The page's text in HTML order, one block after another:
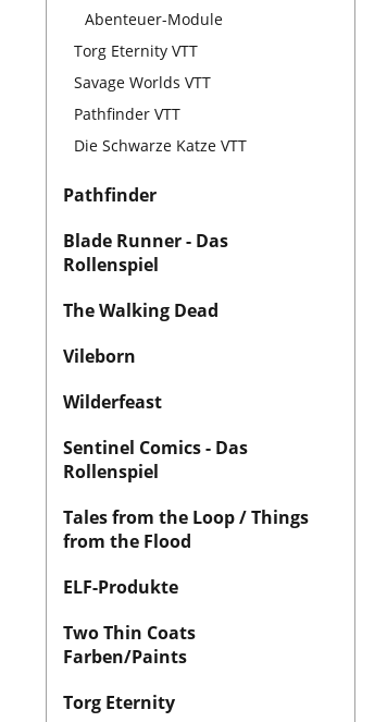
Abenteuer-Module
Torg Eternity VTT
Savage Worlds VTT
Pathfinder VTT
Die Schwarze Katze VTT
Pathfinder
Blade Runner - Das
Rollenspiel
The Walking Dead
Vileborn
Wilderfeast
Sentinel Comics - Das
Rollenspiel
Tales from the Loop / Things
from the Flood
ELF-Produkte
Two Thin Coats
Farben/Paints
Torg Eternity